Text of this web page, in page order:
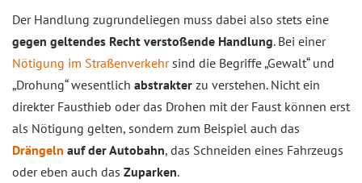
Der Handlung zugrundeliegen muss dabei also stets eine
gegen geltendes Recht verstoßende Handlung. Bei einer
Nötigung im Straßenverkehrsind die Begriffe „Gewalt“ und
„Drohung“ wesentlich abstrakter zu verstehen. Nicht ein
direkter Fausthieb oder das Drohen mit der Faust können erst
als Nötigung gelten, sondern zum Beispiel auch das
Drängeln auf der Autobahn, das Schneiden eines Fahrzeugs
oder eben auch das Zuparken.